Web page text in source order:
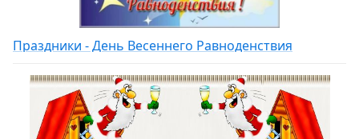
Праздники - День Весеннего Равноденствия